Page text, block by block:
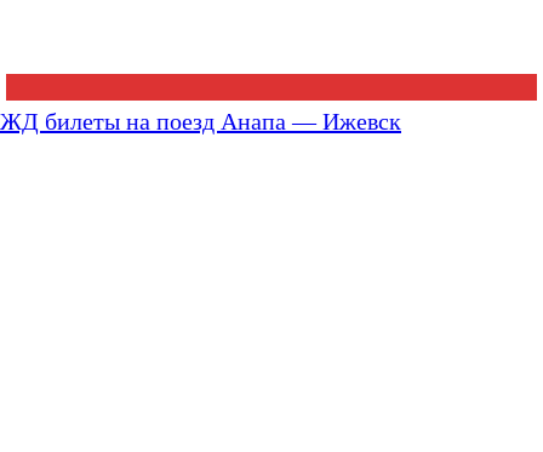
ЖД билеты на поезд Анапа — Ижевск